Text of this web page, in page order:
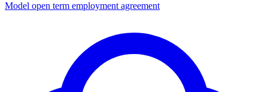
Model open term employment agreement